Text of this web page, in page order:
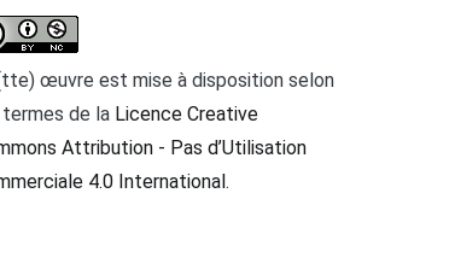
œuvre est mise à disposition selon
termes de la Licence Creative
Attribution - Pas d’Utilisation
4.0 International .